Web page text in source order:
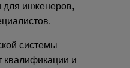
для инженеров,
системы
квалификации и